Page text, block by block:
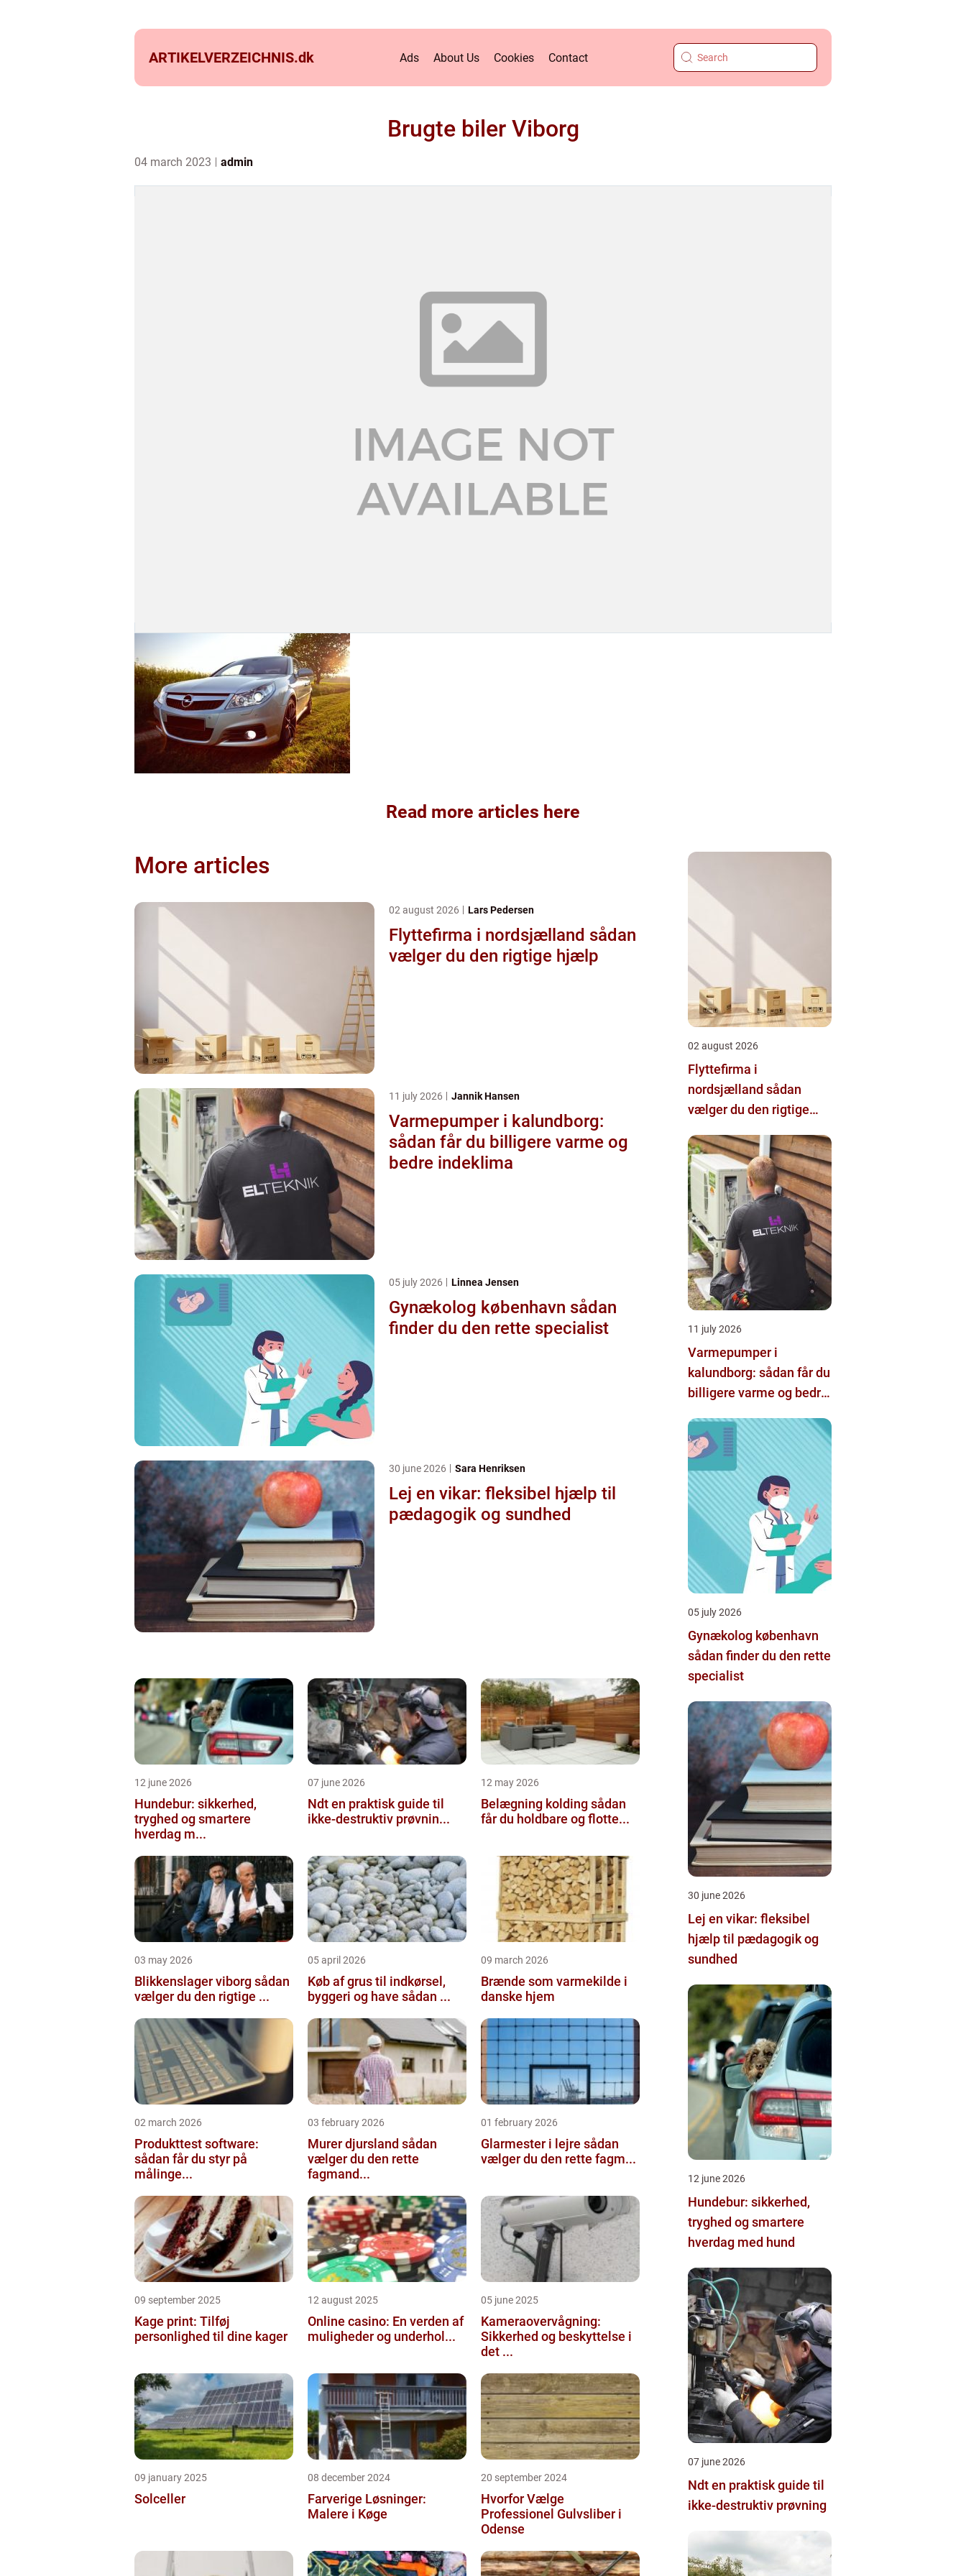
ARTIKELVERZEICHNIS.dk Ads About Us Cookies Contact
Brugte biler Viborg
04 march 2023 admin
Read more articles here
More articles
02 august 2026 Lars Pedersen
Flyttefirma i nordsjælland sådan
vælger du den rigtige hjælp
11 july 2026 Jannik Hansen
Varmepumper i kalundborg:
sådan får du billigere varme og
bedre indeklima
05 july 2026 Linnea Jensen
Gynækolog københavn sådan
finder du den rette specialist
30 june 2026 Sara Henriksen
Lej en vikar: fleksibel hjælp til
pædagogik og sundhed
12 june 2026
Hundebur: sikkerhed,
tryghed og smartere
hverdag m...
07 june 2026
Ndt en praktisk guide til
ikke-destruktiv prøvnin...
12 may 2026
Belægning kolding sådan
får du holdbare og flotte...
03 may 2026
Blikkenslager viborg sådan
vælger du den rigtige ...
05 april 2026
Køb af grus til indkørsel,
byggeri og have sådan ...
09 march 2026
Brænde som varmekilde i
danske hjem
02 march 2026
Produkttest software:
sådan får du styr på
målinge...
03 february 2026
Murer djursland sådan
vælger du den rette
fagmand...
01 february 2026
Glarmester i lejre sådan
vælger du den rette fagm...
09 september 2025
Kage print: Tilføj
personlighed til dine kager
12 august 2025
Online casino: En verden af
muligheder og underhol...
05 june 2025
Kameraovervågning:
Sikkerhed og beskyttelse i
det ...
09 january 2025
Solceller
08 december 2024
Farverige Løsninger:
Malere i Køge
20 september 2024
Hvorfor Vælge
Professionel Gulvsliber i
Odense
02 august 2026
Flyttefirma i
nordsjælland sådan
vælger du den rigtige
11 july 2026
Varmepumper i
kalundborg: sådan får du
billigere varme og bedre
05 july 2026
Gynækolog københavn
sådan finder du den rette
specialist
30 june 2026
Lej en vikar: fleksibel
hjælp til pædagogik og
sundhed
12 june 2026
Hundebur: sikkerhed,
tryghed og smartere
hverdag med hund
07 june 2026
Ndt en praktisk guide til
ikke-destruktiv prøvning